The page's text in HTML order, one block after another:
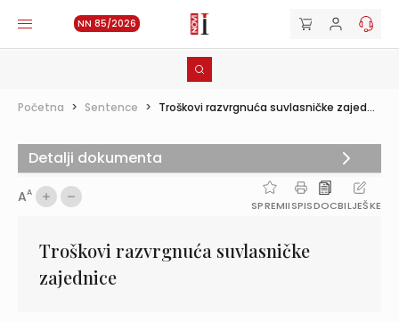
NN 85/2026
Početna > Sentence > Troškovi razvrgnuća suvlasničke zajed...
AA
SPREMIISPISDOCBILJEŠKE
Troškovi razvrgnuća suvlasničke
zajednice
Detalji dokumenta